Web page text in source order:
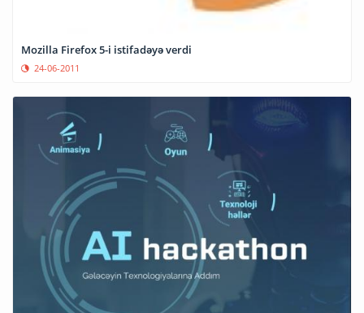
Mozilla Firefox 5-i istifadəyə verdi
24-06-2011